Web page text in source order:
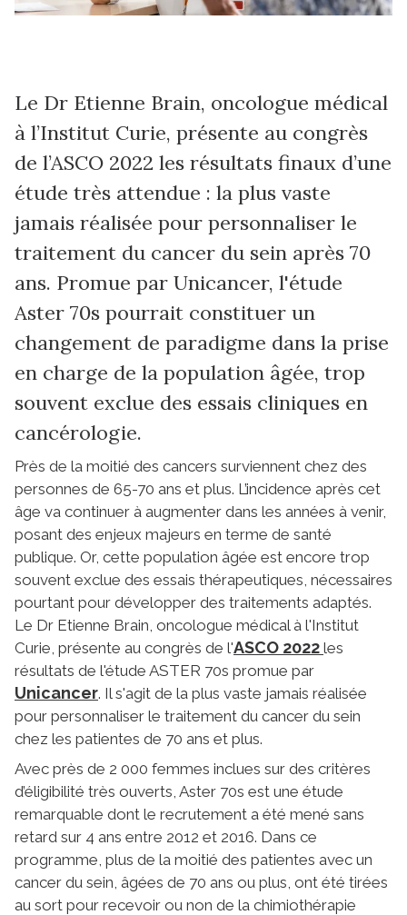
Le Dr Etienne Brain, oncologue médical
à l’Institut Curie, présente au congrès
de l’ASCO 2022 les résultats finaux d’une
étude très attendue : la plus vaste
jamais réalisée pour personnaliser le
traitement du cancer du sein après 70
ans. Promue par Unicancer, l'étude
Aster 70s pourrait constituer un
changement de paradigme dans la prise
en charge de la population âgée, trop
souvent exclue des essais cliniques en
cancérologie.
Près de la moitié des cancers surviennent chez des
personnes de 65-70 ans et plus. L’incidence après cet
âge va continuer à augmenter dans les années à venir,
posant des enjeux majeurs en terme de santé
publique. Or, cette population âgée est encore trop
souvent exclue des essais thérapeutiques, nécessaires
pourtant pour développer des traitements adaptés.
Le Dr Etienne Brain, oncologue médical à l'Institut
Curie, présente au congrès de l'ASCO 2022 les
résultats de l'étude ASTER 70s promue par
Unicancer. Il s'agit de la plus vaste jamais réalisée
pour personnaliser le traitement du cancer du sein
chez les patientes de 70 ans et plus.
Avec près de 2 000 femmes inclues sur des critères
d’éligibilité très ouverts, Aster 70s est une étude
remarquable dont le recrutement a été mené sans
retard sur 4 ans entre 2012 et 2016. Dans ce
programme, plus de la moitié des patientes avec un
cancer du sein, âgées de 70 ans ou plus, ont été tirées
au sort pour recevoir ou non de la chimiothérapie